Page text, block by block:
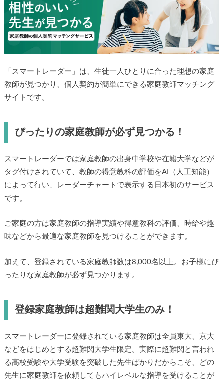
「スマートレーダー」は、生徒一人ひとりに合った理想の家庭
教師が見つかり、個人契約が簡単にできる家庭教師マッチング
サイトです。
ぴったりの家庭教師が必ず見つかる！
スマートレーダーでは家庭教師の出身中学校や在籍大学などが
タグ付けされていて、教師の得意教科の評価をAI（人工知能）
によって行い、レーダーチャートで表示する日本初のサービス
です。
ご家庭の方は家庭教師の指導実績や得意教科の評価、時給や趣
味などから最適な家庭教師を見つけることができます。
加えて、登録されている家庭教師数は8,000名以上。お子様にぴ
ったりな家庭教師が必ず見つかります。
登録家庭教師は超難関大学生のみ！
スマートレーダーに登録されている家庭教師は全員東大、京大
などをはじめとする超難関大学生限定。実際に超難関と言われ
る高校受験や大学受験を突破した先生ばかりだからこそ、どの
先生に家庭教師を依頼してもハイレベルな指導を受けることが